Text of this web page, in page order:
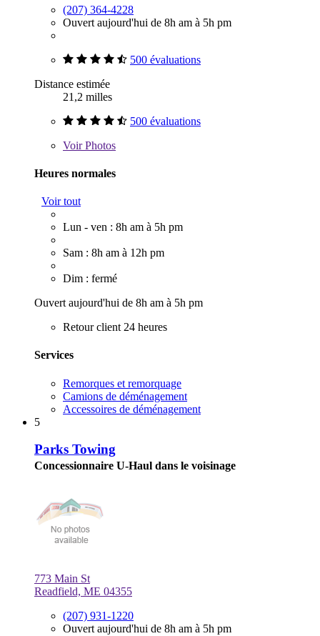
(207) 364-4228
Ouvert aujourd'hui de 8h am à 5h pm
500 évaluations
Distance estimée
21,2 milles
500 évaluations
VoirPhotos
Heures normales
Voir tout
Lun - ven : 8h am à 5h pm
Sam : 8h am à 12h pm
Dim : fermé
Ouvert aujourd'hui de 8h am à 5h pm
Retour client 24 heures
Services
Remorques et remorquage
Camions de déménagement
Accessoires de déménagement
5
Parks Towing
Concessionnaire U-Haul dans le voisinage
773 Main St
Readfield, ME 04355
(207) 931-1220
Ouvert aujourd'hui de 8h am à 5h pm